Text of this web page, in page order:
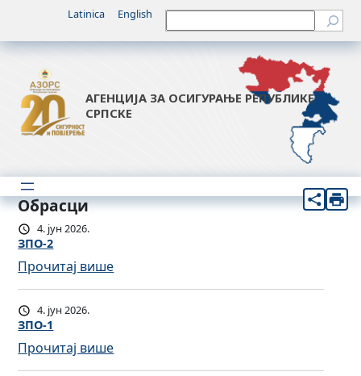
Latinica English Претрага
АГЕНЦИЈА ЗА ОСИГУРАЊЕ РЕПУБЛИКЕ
СРПСКЕ
Обрасци
4. јун 2026.
ЗПО-2
Прочитај више:
З
4. јун 2026.
ЗПО-1
Прочитај више:
З